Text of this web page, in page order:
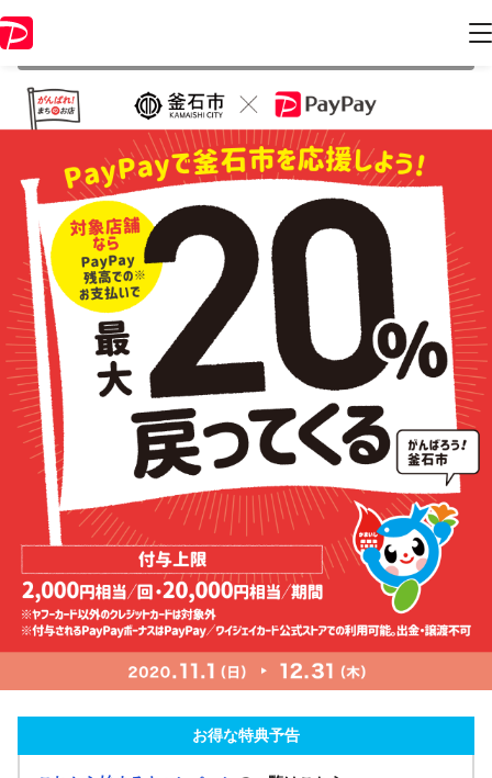
の情報はキャンペーン終了時点のものになります。
お得な特典予告